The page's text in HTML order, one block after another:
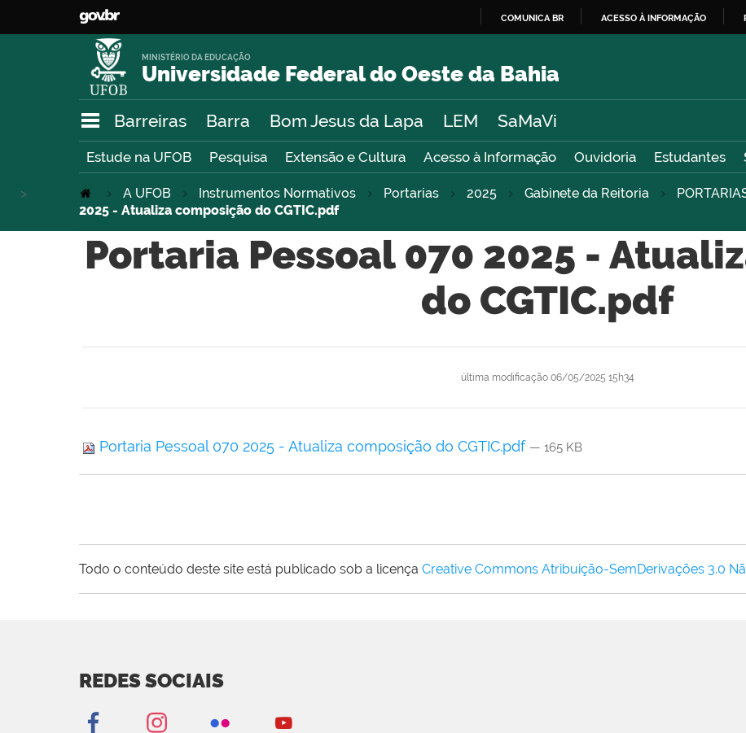
O
COMUNICA BR ACESSO À INFORMAÇÃO
Universidade Federal do Oeste da Bahia
MINISTÉRIO DA EDUCAÇÃO
Barreiras Barra Bom Jesus da Lapa LEM SaMaVi
Estude na UFOB Pesquisa Extensão e Cultura Acesso à Informação Ouvidoria Estudantes
A UFOB Instrumentos Normativos Portarias 2025 Gabinete da Reitoria
>
2025 - Atualiza composição do CGTIC.pdf
Portaria Pessoal 070 2025 -
do CGTIC.pdf
última modificação06/05/2025 15h34
Portaria Pessoal 070 2025 - Atualiza composição do CGTIC.pdf — 165 KB
Todo o conteúdo deste site está publicado sob a licença Creative Commons Atribuição-SemDerivações 3.0
REDES SOCIAIS